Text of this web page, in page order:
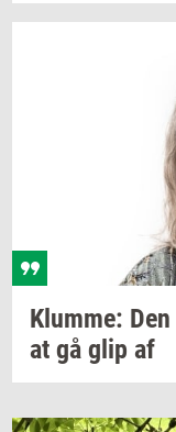
Klum­me: Den
at gå glip af